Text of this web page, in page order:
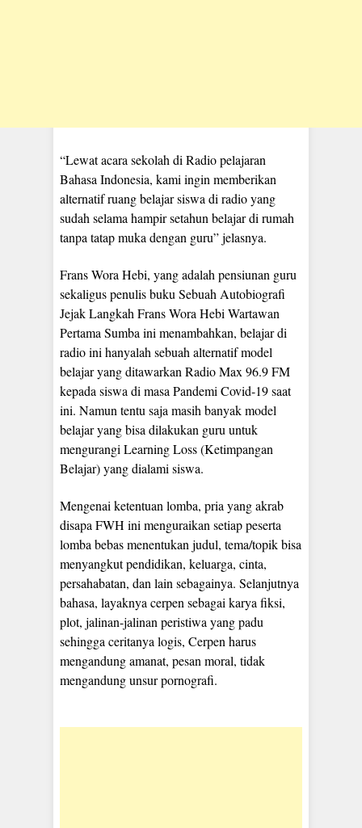
“Lewat acara sekolah di Radio pelajaran
Bahasa Indonesia, kami ingin memberikan
alternatif ruang belajar siswa di radio yang
sudah selama hampir setahun belajar di rumah
tanpa tatap muka dengan guru” jelasnya.
Frans Wora Hebi, yang adalah pensiunan guru
sekaligus penulis buku Sebuah Autobiografi
Jejak Langkah Frans Wora Hebi Wartawan
Pertama Sumba ini menambahkan, belajar di
radio ini hanyalah sebuah alternatif model
belajar yang ditawarkan Radio Max 96.9 FM
kepada siswa di masa Pandemi Covid-19 saat
ini. Namun tentu saja masih banyak model
belajar yang bisa dilakukan guru untuk
mengurangi Learning Loss (Ketimpangan
Belajar) yang dialami siswa.
Mengenai ketentuan lomba, pria yang akrab
disapa FWH ini menguraikan setiap peserta
lomba bebas menentukan judul, tema/topik bisa
menyangkut pendidikan, keluarga, cinta,
persahabatan, dan lain sebagainya. Selanjutnya
bahasa, layaknya cerpen sebagai karya fiksi,
plot, jalinan-jalinan peristiwa yang padu
sehingga ceritanya logis, Cerpen harus
mengandung amanat, pesan moral, tidak
mengandung unsur pornografi.